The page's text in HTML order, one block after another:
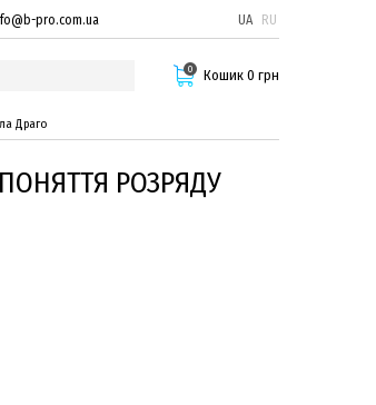
pro.com.ua UA RU
0 Кошик 0 грн
Драго
РОЗРЯДУ